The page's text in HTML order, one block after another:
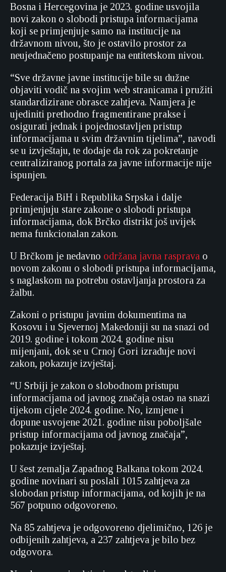
Bosna i Hercegovina je 2023. godine usvojila
novi zakon o slobodi pristupa informacijama
koji se primjenjuje samo na institucije na
državnom nivou, što je ostavilo prostor za
neujednačeno postupanje na entitetskom nivou.
“Sve državne javne institucije bile su dužne
objaviti vodič na svojim web stranicama i pružiti
standardizirane obrasce zahtjeva. Namjera je
ujediniti prethodno fragmentirane prakse i
osigurati jednak i pojednostavljen pristup
informacijama u svim državnim tijelima”, navodi
se u izvještaju, te dodaje da rok za pokretanje
centraliziranog portala za javne informacije nije
ispunjen.
Federacija BiH i Republika Srpska i dalje
primjenjuju stare zakone o slobodi pristupa
informacijama, dok Brčko distrikt još uvijek
nema funkcionalan zakon.
U Brčkom je nedavno održana javna rasprava o
novom zakonu o slobodi pristupa informacijama,
s naglaskom na potrebu ostavljanja prostora za
žalbu.
Zakoni o pristupu javnim dokumentima na
Kosovu i u Sjevernoj Makedoniji su na snazi od
2019. godine i tokom 2024. godine nisu
mijenjani, dok se u Crnoj Gori izrađuje novi
zakon, pokazuje izvještaj.
“U Srbiji je zakon o slobodnom pristupu
informacijama od javnog značaja ostao na snazi ​​
tijekom cijele 2024. godine. No, izmjene i
dopune usvojene 2021. godine nisu poboljšale
pristup informacijama od javnog značaja”,
pokazuje izvještaj.
U šest zemalja Zapadnog Balkana tokom 2024.
godine novinari su poslali 1015 zahtjeva za
slobodan pristup informacijama, od kojih je na
567 potpuno odgovoreno.
Na 85 zahtjeva je odgovoreno djelimično, 126 je
odbijenih zahtjeva, a 237 zahtjeva je bilo bez
odgovora.